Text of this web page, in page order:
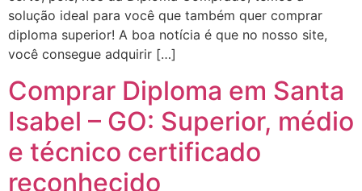
solução ideal para você que também quer comprar
diploma superior! A boa notícia é que no nosso site,
você consegue adquirir […]
Comprar Diploma em Santa
Isabel – GO: Superior, médio
e técnico certificado
reconhecido